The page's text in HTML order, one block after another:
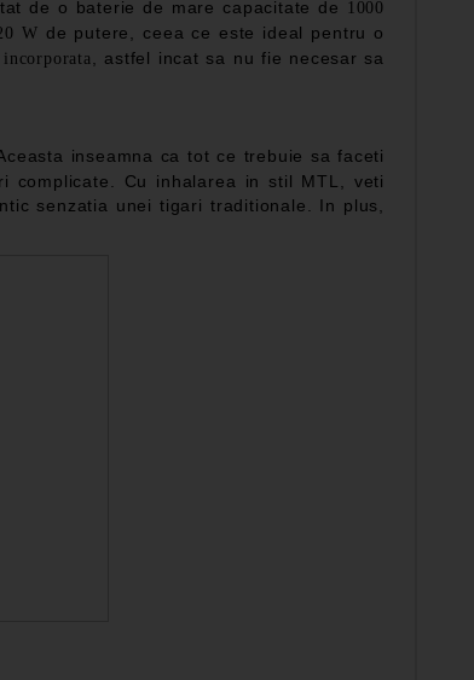
de o baterie de mare capacitate de
1000
W de putere, ceea ce este ideal pentru o
, astfel incat sa nu fie necesar sa
Aceasta inseamna ca tot ce trebuie sa faceti
complicate. Cu inhalarea in stil MTL, veti
senzatia unei tigari traditionale. In plus,